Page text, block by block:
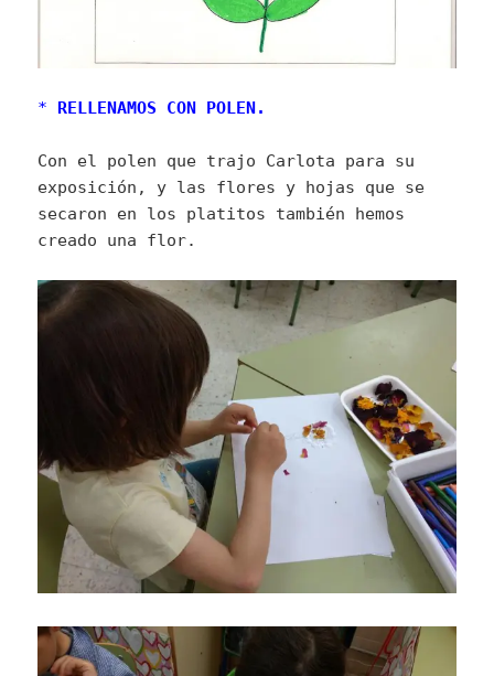
* RELLENAMOS CON POLEN.
Con el polen que trajo Carlota para su
exposición, y las flores y hojas que se
secaron en los platitos también hemos
creado una flor.